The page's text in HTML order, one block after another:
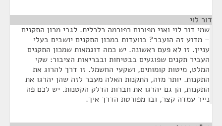
דור לוי
שמי דור לוי ואני מפורום רפורמה כלכלית. לגבי מכון התקנים
– מדוע זה הועבר? בוועדות במכון התקנים יושבים בעלי
עניין. זו לא פעם ראשונה. יש כמה דוגמאות שמכון התקנים
העביר תקנים שפוגעים בבטיחות ובבריאות הציבור: שקי
המלט, מיטות קומותים, ושקעי החשמל. זו דרך להרוג את
התקנות. יותר מזה, התקנות האלה מעבר לזה שהן יהרגו את
התקנות, הן גם יהרגו את חברות הדלק הקטנות. יש לכם פה
נייר עמדה קצר, ובו מפורטת הדרך איך.